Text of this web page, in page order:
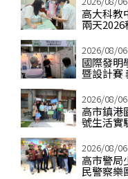
高大科教
兩天
2026/08/
國際發明
暨設計賽
2026/08/
高市鎮港
號生活實
2026/08/
高市警局
民警察樂